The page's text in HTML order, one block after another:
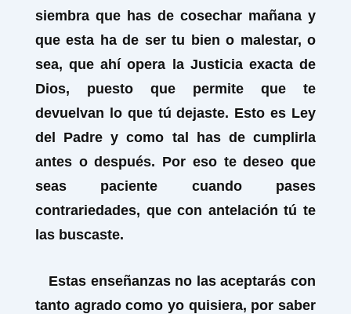
siembra que has de cosechar mañana y
que esta ha de ser tu bien o malestar, o
sea, que ahí opera la Justicia exacta de
Dios, puesto que permite que te
devuelvan lo que tú dejaste. Esto es Ley
del Padre y como tal has de cumplirla
antes o después. Por eso te deseo que
seas paciente cuando pases
contrariedades, que con antelación tú te
las buscaste.
Estas enseñanzas no las aceptarás con
tanto agrado como yo quisiera, por saber